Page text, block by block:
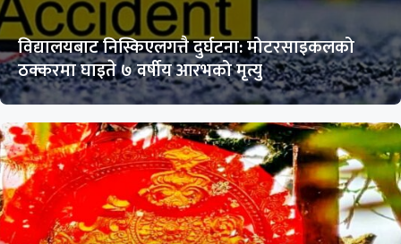
विद्यालयबाट निस्किएलगत्तै दुर्घटना: मोटरसाइकलको
ठक्करमा घाइते ७ वर्षीय आरभको मृत्यु